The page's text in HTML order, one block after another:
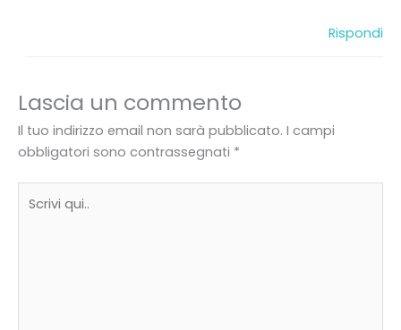
Rispondi
Lascia un commento
Il tuo indirizzo email non sarà pubblicato. I campi
obbligatori sono contrassegnati *
qui..